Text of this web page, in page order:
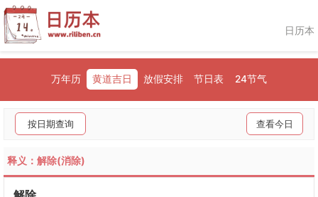
日历本
万年历 黄道吉日 放假安排 节日表 24节气
按日期查询 查看今日
释义：解除(消除)